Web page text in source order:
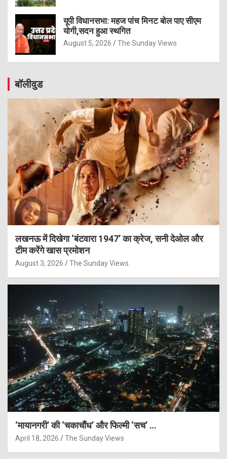
यूपी विधानसभा: महज पांच मिनट बोल पाए सीएम
योगी,सदन हुआ स्थगित
August 5, 2026 The Sunday Views
बॉलीवुड
लखनऊ में दिखेगा ‘बंटवारा 1947’ का क्रेज, सनी देओल और
टीम करेंगे खास प्रमोशन
August 3, 2026 The Sunday Views
‘मायानगरी’ की ‘चकाचौंध’ और फिल्मी ‘सच’ …
April 18, 2026 The Sunday Views